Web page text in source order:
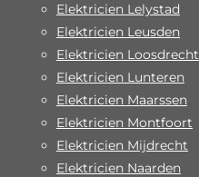
Elektricien Lelystad
Elektricien Leusden
Elektricien Loosdrecht
Elektricien Lunteren
Elektricien Maarssen
Elektricien Montfoort
Elektricien Mijdrecht
Elektricien Naarden